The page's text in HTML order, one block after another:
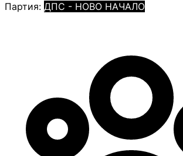
Партия: ДПС - НОВО НАЧАЛО